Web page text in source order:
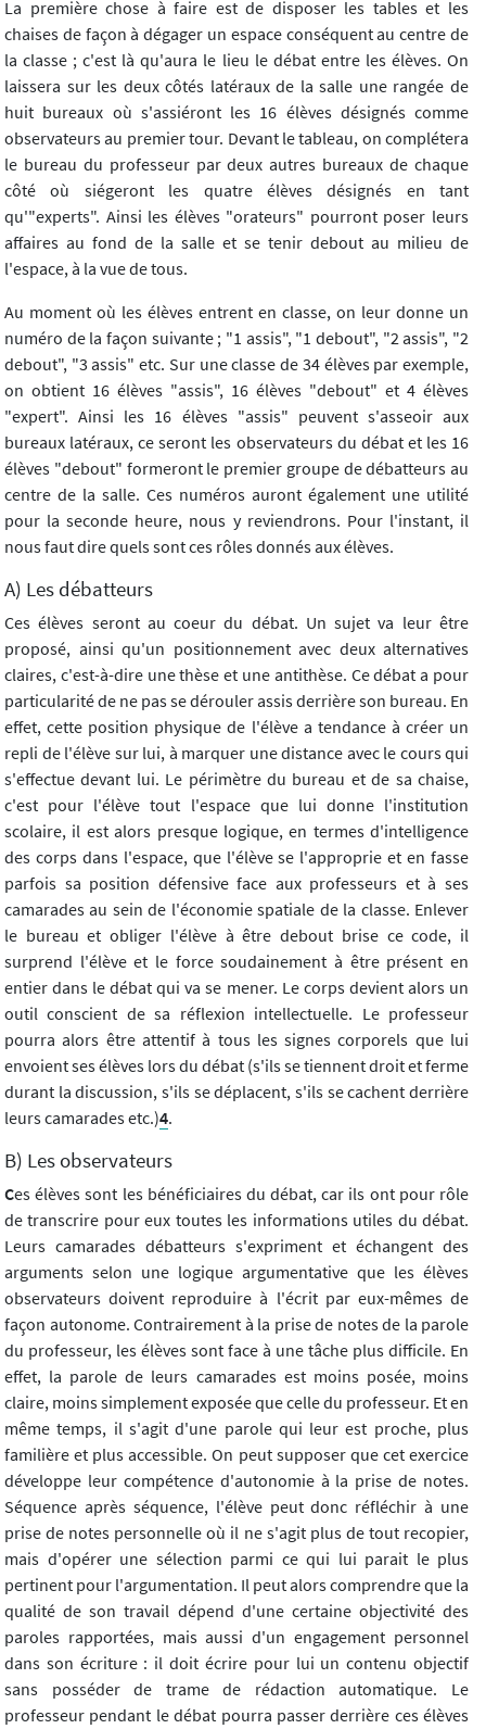
La première chose à faire est de disposer les tables et les
chaises de façon à dégager un espace conséquent au centre de
la classe ; c'est là qu'aura le lieu le débat entre les élèves. On
laissera sur les deux côtés latéraux de la salle une rangée de
huit bureaux où s'assiéront les 16 élèves désignés comme
observateurs au premier tour. Devant le tableau, on complétera
le bureau du professeur par deux autres bureaux de chaque
côté où siégeront les quatre élèves désignés en tant
qu'"experts". Ainsi les élèves "orateurs" pourront poser leurs
affaires au fond de la salle et se tenir debout au milieu de
l'espace, à la vue de tous.
Au moment où les élèves entrent en classe, on leur donne un
numéro de la façon suivante ; "1 assis", "1 debout", "2 assis", "2
debout", "3 assis" etc. Sur une classe de 34 élèves par exemple,
on obtient 16 élèves "assis", 16 élèves "debout" et 4 élèves
"expert". Ainsi les 16 élèves "assis" peuvent s'asseoir aux
bureaux latéraux, ce seront les observateurs du débat et les 16
élèves "debout" formeront le premier groupe de débatteurs au
centre de la salle. Ces numéros auront également une utilité
pour la seconde heure, nous y reviendrons. Pour l'instant, il
nous faut dire quels sont ces rôles donnés aux élèves.
A) Les débatteurs
Ces élèves seront au coeur du débat. Un sujet va leur être
proposé, ainsi qu'un positionnement avec deux alternatives
claires, c'est-à-dire une thèse et une antithèse. Ce débat a pour
particularité de ne pas se dérouler assis derrière son bureau. En
effet, cette position physique de l'élève a tendance à créer un
repli de l'élève sur lui, à marquer une distance avec le cours qui
s'effectue devant lui. Le périmètre du bureau et de sa chaise,
c'est pour l'élève tout l'espace que lui donne l'institution
scolaire, il est alors presque logique, en termes d'intelligence
des corps dans l'espace, que l'élève se l'approprie et en fasse
parfois sa position défensive face aux professeurs et à ses
camarades au sein de l'économie spatiale de la classe. Enlever
le bureau et obliger l'élève à être debout brise ce code, il
surprend l'élève et le force soudainement à être présent en
entier dans le débat qui va se mener. Le corps devient alors un
outil conscient de sa réflexion intellectuelle. Le professeur
pourra alors être attentif à tous les signes corporels que lui
envoient ses élèves lors du débat (s'ils se tiennent droit et ferme
durant la discussion, s'ils se déplacent, s'ils se cachent derrière
leurs camarades etc.)4.
B) Les observateurs
Ces élèves sont les bénéficiaires du débat, car ils ont pour rôle
de transcrire pour eux toutes les informations utiles du débat.
Leurs camarades débatteurs s'expriment et échangent des
arguments selon une logique argumentative que les élèves
observateurs doivent reproduire à l'écrit par eux-mêmes de
façon autonome. Contrairement à la prise de notes de la parole
du professeur, les élèves sont face à une tâche plus difficile. En
effet, la parole de leurs camarades est moins posée, moins
claire, moins simplement exposée que celle du professeur. Et en
même temps, il s'agit d'une parole qui leur est proche, plus
familière et plus accessible. On peut supposer que cet exercice
développe leur compétence d'autonomie à la prise de notes.
Séquence après séquence, l'élève peut donc réfléchir à une
prise de notes personnelle où il ne s'agit plus de tout recopier,
mais d'opérer une sélection parmi ce qui lui parait le plus
pertinent pour l'argumentation. Il peut alors comprendre que la
qualité de son travail dépend d'une certaine objectivité des
paroles rapportées, mais aussi d'un engagement personnel
dans son écriture : il doit écrire pour lui un contenu objectif
sans posséder de trame de rédaction automatique. Le
professeur pendant le débat pourra passer derrière ces élèves